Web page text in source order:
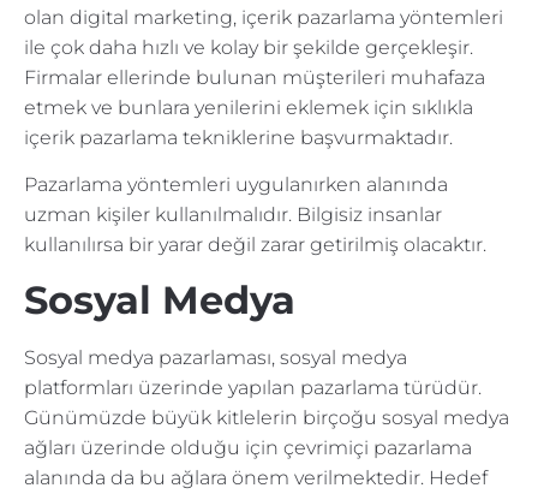
olan digital marketing, içerik pazarlama yöntemleri
ile çok daha hızlı ve kolay bir şekilde gerçekleşir.
Firmalar ellerinde bulunan müşterileri muhafaza
etmek ve bunlara yenilerini eklemek için sıklıkla
içerik pazarlama tekniklerine başvurmaktadır.
Pazarlama yöntemleri uygulanırken alanında
uzman kişiler kullanılmalıdır. Bilgisiz insanlar
kullanılırsa bir yarar değil zarar getirilmiş olacaktır.
Sosyal Medya
Sosyal medya pazarlaması, sosyal medya
platformları üzerinde yapılan pazarlama türüdür.
Günümüzde büyük kitlelerin birçoğu sosyal medya
ağları üzerinde olduğu için çevrimiçi pazarlama
alanında da bu ağlara önem verilmektedir. Hedef